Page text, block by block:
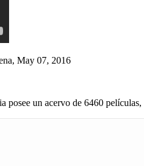
, May 07, 2016
posee un acervo de 6460